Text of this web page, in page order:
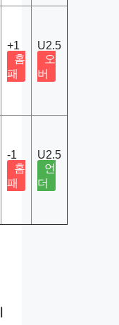
+1
홈
패
U2.5
오
버
-1
홈
패
U2.5
언
더